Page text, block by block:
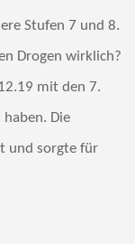
Stufen 7 und 8.
Drogen wirklich?
mit den 7.
haben. Die
und sorgte für